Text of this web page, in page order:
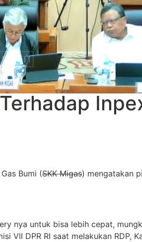
Bumi (SKK Migas) mengatakan
nya untuk bisa lebih cepat,
VII DPR RI saat melakukan RDP,